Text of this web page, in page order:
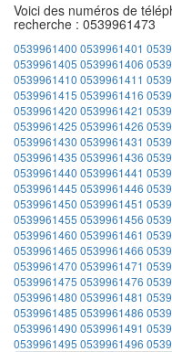
Voici des numéros de
recherche : 0539961473
0539961400 0539961401
0539961405 0539961406
0539961410 0539961411
0539961415 0539961416
0539961420 0539961421
0539961425 0539961426
0539961430 0539961431
0539961435 0539961436
0539961440 0539961441
0539961445 0539961446
0539961450 0539961451
0539961455 0539961456
0539961460 0539961461
0539961465 0539961466
0539961470 0539961471
0539961475 0539961476
0539961480 0539961481
0539961485 0539961486
0539961490 0539961491
0539961495 0539961496